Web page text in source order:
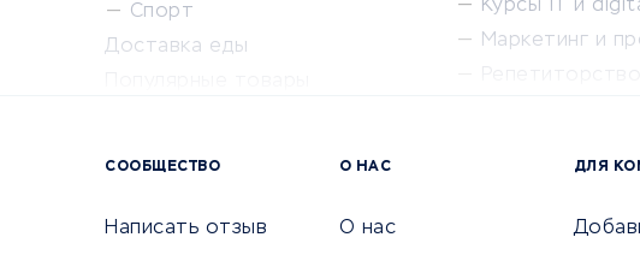
Спорт
Доставка еды
Курсы IT и
Маркетинг и
Университеты
СООБЩЕСТВО
Написать отзыв
О НАС
О нас
ДЛЯ